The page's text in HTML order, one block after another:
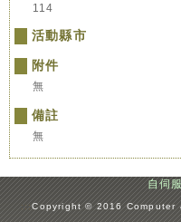
114
活動縣市
附件
無
備註
無
自伺
:::Copyright © 2016 Computer